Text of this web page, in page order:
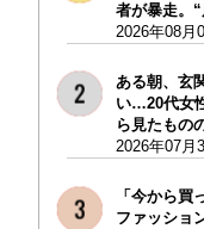
者が暴走。
2026年08月
ある朝、玄
い…20代女
ら見たもの
2026年07月
「今から買
ファッショ